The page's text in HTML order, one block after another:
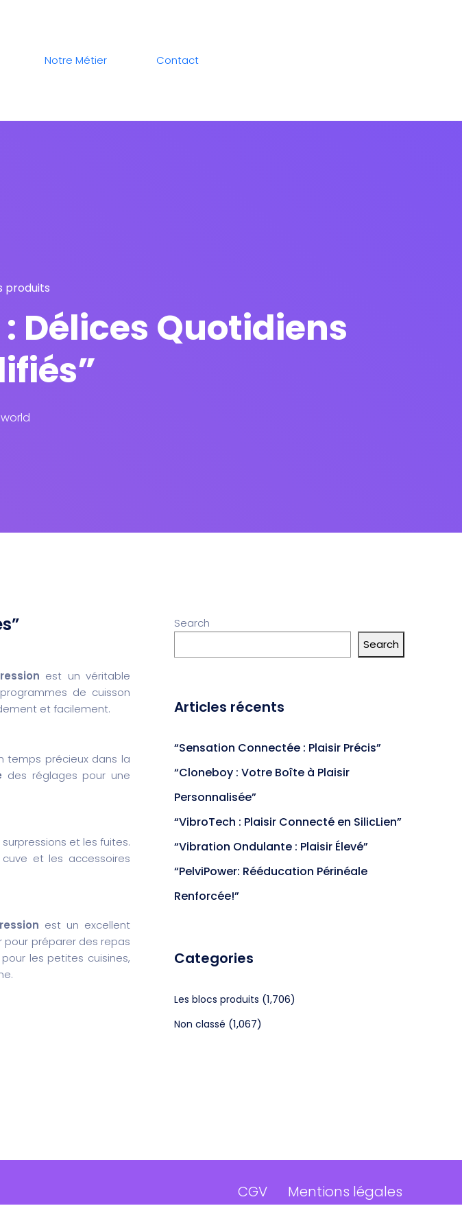
Notre Métier Contact
produits
Délices Quotidiens
est un véritable
de cuisson
et facilement.
temps précieux dans la
des réglages pour une
et les fuites.
et les accessoires
est un excellent
pour préparer des repas
les petites cuisines,
Search
Search
Articles récents
“Sensation Connectée : Plaisir Précis”
“Cloneboy : Votre Boîte à Plaisir
Personnalisée”
“VibroTech : Plaisir Connecté en SilicLien”
“Vibration Ondulante : Plaisir Élevé”
“PelviPower: Rééducation Périnéale
Renforcée!”
Categories
Les blocs produits (1,706)
Non classé (1,067)
CGV Mentions légales